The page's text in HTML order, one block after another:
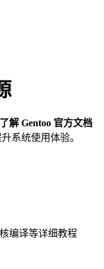
了解 Gentoo 官方文档
系统使用体验。
编译等详细教程